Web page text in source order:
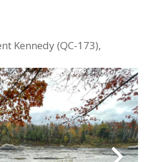
Kennedy (QC-173),